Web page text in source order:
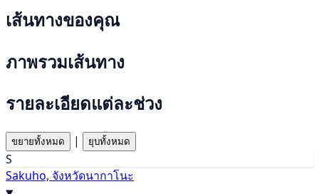
เส้นทางของคุณ
ภาพรวมเส้นทาง
รายละเอียดแต่ละช่วง
ขยายทั้งหมด | ยุบทั้งหมด
S
Sakuho, จังหวัดนากาโนะ